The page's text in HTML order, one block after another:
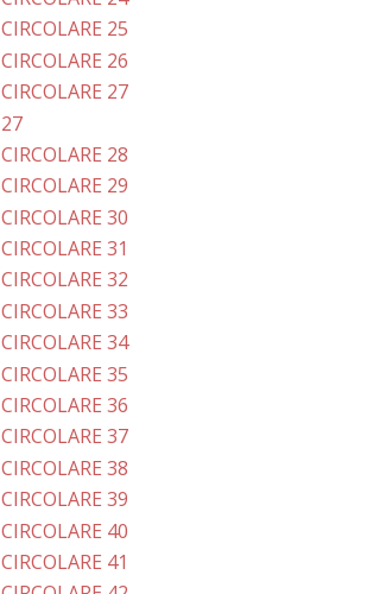
CIRCOLARE 25
CIRCOLARE 26
CIRCOLARE 27
27
CIRCOLARE 28
CIRCOLARE 29
CIRCOLARE 30
CIRCOLARE 31
CIRCOLARE 32
CIRCOLARE 33
CIRCOLARE 34
CIRCOLARE 35
CIRCOLARE 36
CIRCOLARE 37
CIRCOLARE 38
CIRCOLARE 39
CIRCOLARE 40
CIRCOLARE 41